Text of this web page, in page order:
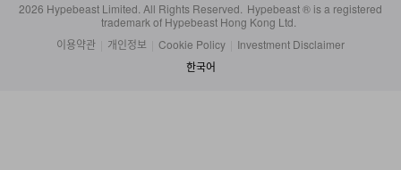
2026 Hypebeast Limited . All Rights Reserved. Hypebeast ® is a registered
trademark of Hypebeast Hong Kong Ltd.
이용약관
개인정보 Cookie Policy
Investment Disclaimer
한국어